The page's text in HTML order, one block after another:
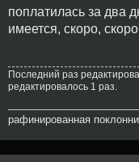
поплатилась за два
имеется, скоро,
Последний раз
редактировалось 1 раз.
рафинированная